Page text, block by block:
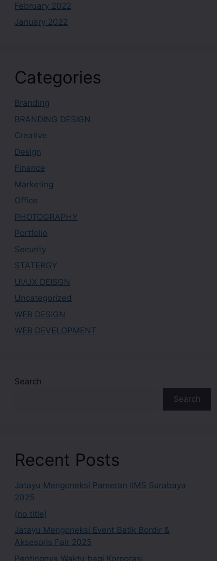
February 2022
January 2022
Categories
Branding
BRANDING DESIGN
Creative
Design
Finance
Marketing
Office
PHOTOGRAPHY
Portfolio
Security
STATERGY
UI/UX DEISGN
Uncategorized
WEB DESIGN
WEB DEVELOPMENT
Search
Search
Recent Posts
Jatayu Mengoneksi Pameran IIMS Surabaya
2025
(no title)
Jatayu Mengoneksi Event Batik Bordir &
Aksesoris Fair 2025
Pentingnya Waktu bagi Korporasi